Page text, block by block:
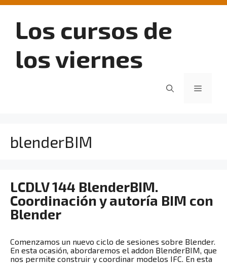
Saltar
contenidoLos cursos de
los viernes
Menú
blenderBIM
LCDLV 144 BlenderBIM.
Coordinación y autoría BIM con
Blender
Comenzamos un nuevo ciclo de sesiones sobre Blender.
En esta ocasión, abordaremos el addon BlenderBIM, que
nos permite construir y coordinar modelos IFC. En esta